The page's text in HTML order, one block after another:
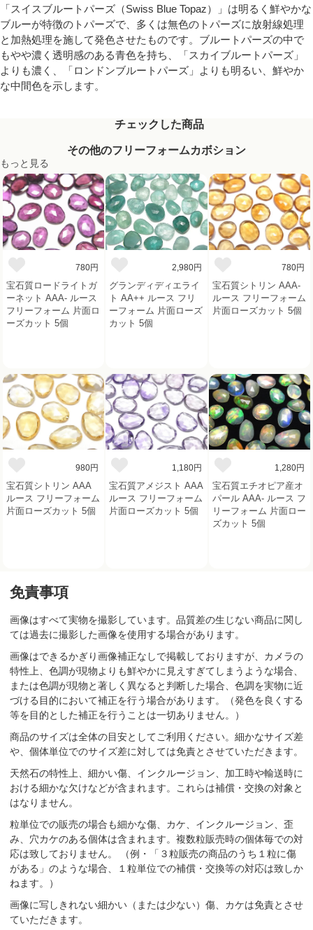
「スイスブルートパーズ（Swiss Blue Topaz）」は明るく鮮やかな
ブルーが特徴のトパーズで、多くは無色のトパーズに放射線処理
と加熱処理を施して発色させたものです。ブルートパーズの中で
もやや濃く透明感のある青色を持ち、「スカイブルートパーズ」
よりも濃く、「ロンドンブルートパーズ」よりも明るい、鮮やか
な中間色を示します。
チェックした商品
その他のフリーフォームカボション
もっと見る
780円
宝石質ロードライトガ
ーネット AAA- ルース
フリーフォーム 片面ロ
ーズカット 5個
2,980円
グランディディエライ
ト AA++ ルース フリ
ーフォーム 片面ローズ
カット 5個
780円
宝石質シトリン AAA-
ルース フリーフォーム
片面ローズカット 5個
980円
宝石質シトリン AAA
ルース フリーフォーム
片面ローズカット 5個
1,180円
宝石質アメジスト AAA
ルース フリーフォーム
片面ローズカット 5個
1,280円
宝石質エチオピア産オ
パール AAA- ルース フ
リーフォーム 片面ロー
ズカット 5個
免責事項
画像はすべて実物を撮影しています。品質差の生じない商品に関し
ては過去に撮影した画像を使用する場合があります。
画像はできるかぎり画像補正なしで掲載しておりますが、カメラの
特性上、色調が現物よりも鮮やかに見えすぎてしまうような場合、
または色調が現物と著しく異なると判断した場合、色調を実物に近
づける目的において補正を行う場合があります。（発色を良くする
等を目的とした補正を行うことは一切ありません。）
商品のサイズは全体の目安としてご利用ください。細かなサイズ差
や、個体単位でのサイズ差に対しては免責とさせていただきます。
天然石の特性上、細かい傷、インクルージョン、加工時や輸送時に
おける細かな欠けなどが含まれます。これらは補償・交換の対象と
はなりません。
粒単位での販売の場合も細かな傷、カケ、インクルージョン、歪
み、穴カケのある個体は含まれます。複数粒販売時の個体毎での対
応は致しておりません。 （例・「３粒販売の商品のうち１粒に傷
がある」のような場合、１粒単位での補償・交換等の対応は致しか
ねます。）
画像に写しきれない細かい（または少ない）傷、カケは免責とさせ
ていただきます。